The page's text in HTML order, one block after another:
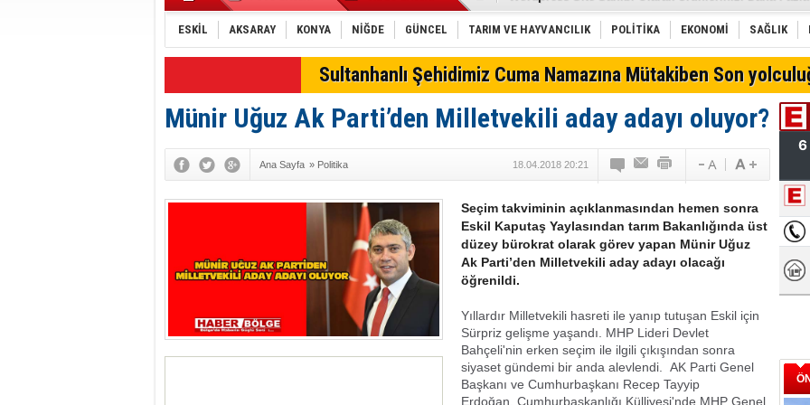
Erdal Can Alkoçlar: Davamız Türk Mucitlere Destek
Moda denildiğinde ilk akla gelen pırlanta markası Zen
Bel fıtığı spor yapmaya engel değil
Belgemen'den İhale Açıklaması! Teminat Mektubu
Türk Telekom'dan yeni sağlık uygulaması
E-Sigara COVID Riskini 5 Kat Artırıyor!
Hamaliye işlerinde Hızlı ve düzenli istifleme tek
Konya'da oto lastik nereden alınır?
Konya külçe altın alış-satış
Eskil Belediyespor BAL’da
ESKİL AKSARAY KONYA NİĞDE GÜNCEL TARIM VE HAYVANCILIK POLİTİKA EKONOMİ SAĞLIK
Sultanhanlı Şehidimiz Cuma Namazına Mütakiben Son
Münir Uğuz Ak Parti’den Milletvekili aday adayı oluyor?
Ana Sayfa » Politika 18.04.2018 20:21
Seçim takviminin açıklanmasından hemen sonra
Eskil Kaputaş Yaylasından tarım Bakanlığında üst
düzey bürokrat olarak görev yapan Münir Uğuz
Ak Parti’den Milletvekili aday adayı olacağı
öğrenildi.
Yıllardır Milletvekili hasreti ile yanıp tutuşan Eskil için
Sürpriz gelişme yaşandı. MHP Lideri Devlet
Bahçeli'nin erken seçim ile ilgili çıkışından sonra
siyaset gündemi bir anda alevlendi. AK Parti Genel
Başkanı ve Cumhurbaşkanı Recep Tayyip
Erdoğan, Cumhurbaşkanlığı Külliyesi'nde MHP Genel